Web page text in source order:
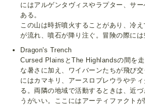
にはアルゲンタヴィスやラプター、サ
ある。
この山は時折噴火することがあり、冷
が流れ、噴石が降り注ぐ。冒険の際には
Dragon's Trench
Cursed PlainsとThe Highlandsの間を
な暑さに加え、ワイバーンたちが飛び
にはカマキリ、アースロプレウラやテ
る。両隣の地域で活動するときは、近
うがいい。ここにはアーティファクト